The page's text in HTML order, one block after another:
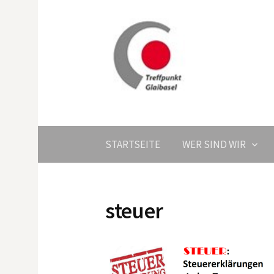
STARTSEITE WER SIND WIR
steuer